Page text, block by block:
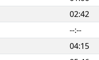
02:42
--:--
04:15